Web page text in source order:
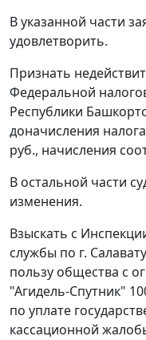
В указанной части
удовлетворить.
Признать
Федеральной
Республики
доначисления
руб., начисления
В остальной части
изменения.
Взыскать с
службы по г.
пользу общества с
"Агидель-Спутник"
по уплате
кассационной